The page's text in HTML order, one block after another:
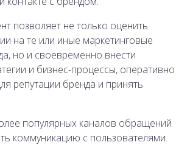
позволяет не только оценить
на те или иные маркетинговые
но и своевременно внести
и бизнес-процессы, оперативно
репутации бренда и принять
популярных каналов обращений
коммуникацию с пользователями.